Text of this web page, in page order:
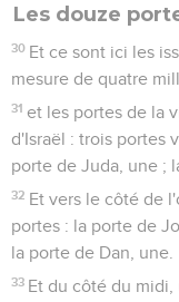
Les douze
30 Et ce sont ici les
mesure de quatre
31 et les portes de la
d'Israël : trois portes
porte de Juda, une ;
32 Et vers le côté de
portes : la porte de
la porte de Dan, une.
33 Et du côté du